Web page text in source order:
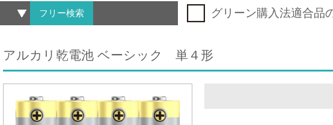
フリー検索 グリーン購入法適合品
アルカリ乾電池 ベーシック 単４形